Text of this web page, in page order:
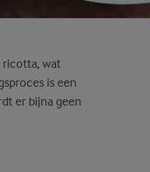
ricotta, wat
is een
er bijna geen